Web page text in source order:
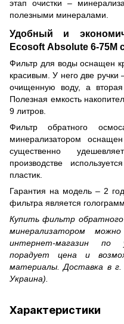
этап очистки –
полезными минералами.
Удобный и
Ecosoft Absolute 6-75M
Фильтр для воды оснащен
красивым. У него две ручки
очищенную воду, а
Полезная емкость
9 литров.
Фильтр обратного
минерализатором
существенно
производстве
пластик.
Гарантия на модель – 2
фильтра является
Купить фильтр обратного
минерализатором
интернет-магазин по
порадует цена и
материалы. Доставка в г.
Украина).
Характеристики